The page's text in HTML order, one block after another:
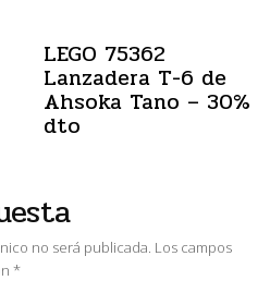
LEGO 75362
Lanzadera T-6 de
Ahsoka Tano – 30%
dto
no será publicada. Los campos
*